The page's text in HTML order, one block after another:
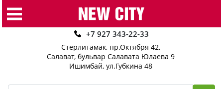
+7 927 343-22-33
Стерлитамак, пр.Октября 42,
Салават, бульвар Салавата Юлаева 9
Ишимбай, ул.Губкина 48